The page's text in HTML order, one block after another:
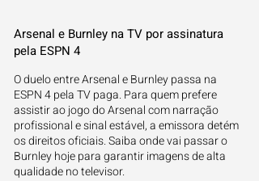
Arsenal e Burnley na TV por assinatura
pela ESPN 4
O duelo entre Arsenal e Burnley passa na
ESPN 4 pela TV paga. Para quem prefere
assistir ao jogo do Arsenal com narração
profissional e sinal estável, a emissora detém
os direitos oficiais. Saiba onde vai passar o
Burnley hoje para garantir imagens de alta
qualidade no televisor.